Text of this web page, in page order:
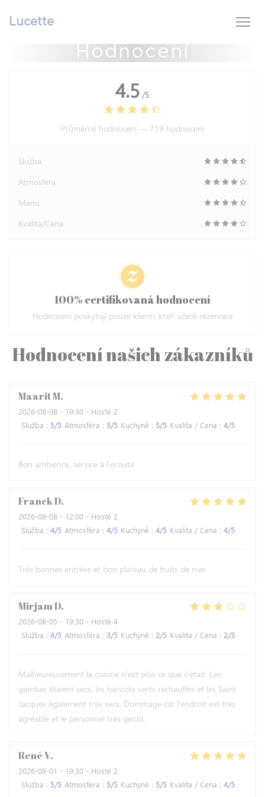
Lucette
Hodnocení
Hodnocení našich zákazníků
MaaritM
2026-08-08 - 19:30 - Hosté 2
Služba : 5/5 Atmosféra : 5/5 Kuchyně : 5/5 Kvalita / Cena : 4/5
Bon ambience, service à l'écoute
FranckD
2026-08-08 - 12:00 - Hosté 2
Služba : 4/5 Atmosféra : 4/5 Kuchyně : 4/5 Kvalita / Cena : 4/5
Très bonnes entrées et bon plateau de fruits de mer
MirjamD
2026-08-05 - 19:30 - Hosté 4
Služba : 4/5 Atmosféra : 3/5 Kuchyně : 2/5 Kvalita / Cena : 2/5
Malheureusement la cuisine n’est plus ce que c’était. Les
gambas étaient secs, les haricots verts réchauffés et les Saint
Jacques également très secs. Dommage car l’endroit est très
agréable et le personnel très gentil.
RenéV
2026-08-01 - 19:30 - Hosté 2
Služba : 5/5 Atmosféra : 5/5 Kuchyně : 5/5 Kvalita / Cena : 4/5
4.5 /5
Průměrné hodnocení — 719 hodnoceni
Služba
Atmosféra
Menu
Kvalita/Cena
100% certifikovaná hodnocení
Hodnocení poskytují pouze klienti, kteří učinili rezervace